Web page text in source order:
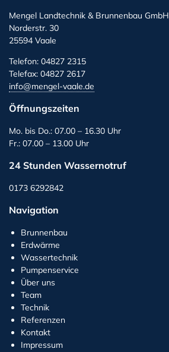
Mengel Landtechnik & Brunnenbau GmbH
Norderstr. 30
25594 Vaale
Telefon: 04827 2315
Telefax: 04827 2617
info@mengel-vaale.de
Öffnungszeiten
Mo. bis Do.: 07.00 – 16.30 Uhr
Fr.: 07.00 – 13.00 Uhr
24 Stunden Wassernotruf
0173 6292842
Navigation
Brunnenbau
Erdwärme
Wassertechnik
Pumpenservice
Über uns
Team
Technik
Referenzen
Kontakt
Impressum